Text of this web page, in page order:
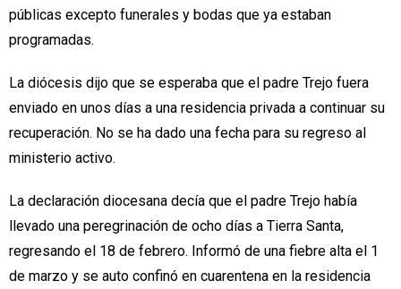
públicas excepto funerales y bodas que ya estaban
programadas.
La diócesis dijo que se esperaba que el padre Trejo fuera
enviado en unos días a una residencia privada a continuar su
recuperación. No se ha dado una fecha para su regreso al
ministerio activo.
La declaración diocesana decía que el padre Trejo había
llevado una peregrinación de ocho días a Tierra Santa,
regresando el 18 de febrero. Informó de una fiebre alta el 1
de marzo y se auto confinó en cuarentena en la residencia